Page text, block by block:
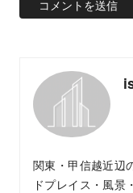
関東・甲信越近辺
ドプレイス・風景